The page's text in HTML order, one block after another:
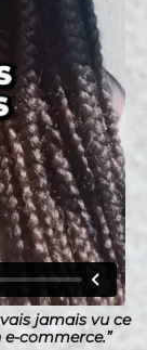
jamais vu ce
commerce.”